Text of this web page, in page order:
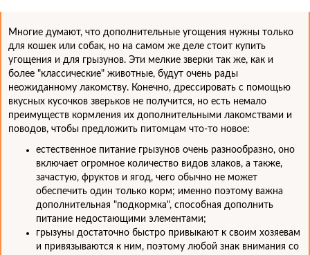
Многие думают, что дополнительные угощения нужны только
для кошек или собак, но на самом же деле стоит купить
угощения и для грызунов. Эти мелкие зверки так же, как и
более "классические" животные, будут очень рады
неожиданному лакомству. Конечно, дрессировать с помощью
вкусных кусочков зверьков не получится, но есть немало
преимуществ кормления их дополнительными лакомствами и
поводов, чтобы предложить питомцам что-то новое:
естественное питание грызунов очень разнообразно, оно
включает огромное количество видов злаков, а также,
зачастую, фруктов и ягод, чего обычно не может
обеспечить один только корм; именно поэтому важна
дополнительная "подкормка", способная дополнить
питание недостающими элементами;
грызуны достаточно быстро привыкают к своим хозяевам
и привязываются к ним, поэтому любой знак внимания со